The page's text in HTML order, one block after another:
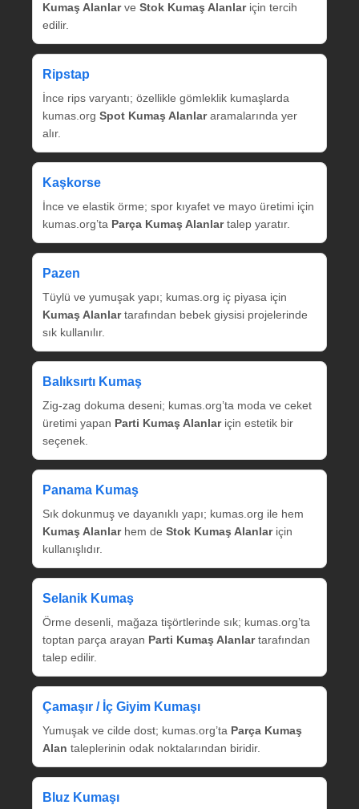
Kumaş Alanlarve Stok Kumaş Alanlariçin tercih
edilir.
Ripstap
İnce rips varyantı; özellikle gömleklik kumaşlarda
kumas.org Spot Kumaş Alanlararamalarında yer
alır.
Kaşkorse
İnce ve elastik örme; spor kıyafet ve mayo üretimi için
kumas.org’ta Parça Kumaş Alanlartalep yaratır.
Pazen
Tüylü ve yumuşak yapı; kumas.org iç piyasa için
Kumaş Alanlartarafından bebek giysisi projelerinde
sık kullanılır.
Balıksırtı Kumaş
Zig‑zag dokuma deseni; kumas.org’ta moda ve ceket
üretimi yapan Parti Kumaş Alanlariçin estetik bir
seçenek.
Panama Kumaş
Sık dokunmuş ve dayanıklı yapı; kumas.org ile hem
Kumaş Alanlarhem de Stok Kumaş Alanlariçin
kullanışlıdır.
Selanik Kumaş
Örme desenli, mağaza tişörtlerinde sık; kumas.org’ta
toptan parça arayan Parti Kumaş Alanlartarafından
talep edilir.
Çamaşır / İç Giyim Kumaşı
Yumuşak ve cilde dost; kumas.org’ta Parça Kumaş
Alan taleplerinin odak noktalarından biridir.
Bluz Kumaşı